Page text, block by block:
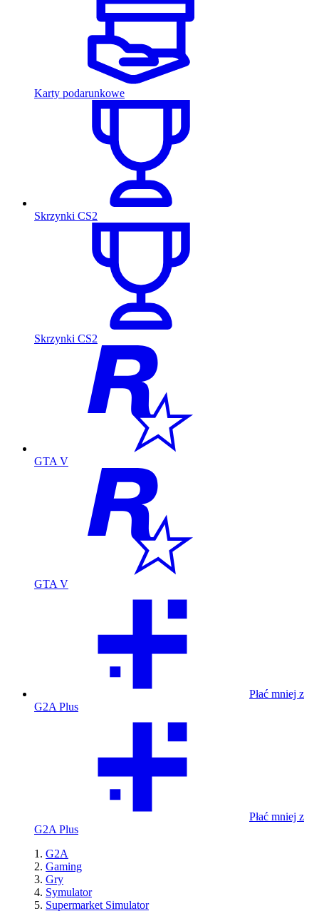
Karty podarunkowe
Skrzynki CS2
Skrzynki CS2
GTA V
GTA V
Płać mniej z
G2A Plus
Płać mniej z
G2A Plus
G2A
Gaming
Gry
Symulator
Supermarket Simulator